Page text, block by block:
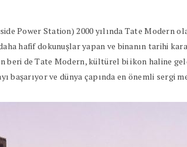
Power Station) 2000 yılında Tate Modern
hafif dokunuşlar yapan ve binanın tarihi
de Tate Modern, kültürel bi ikon haline
başarıyor ve dünya çapında en önemli sergi